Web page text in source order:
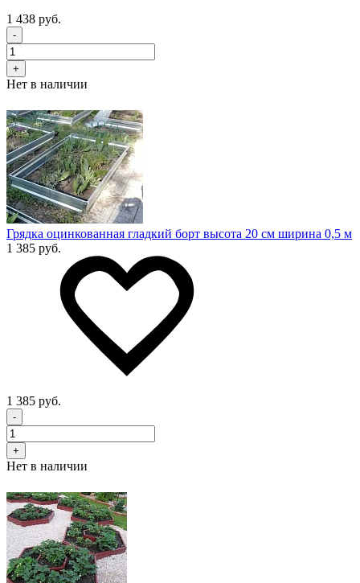
1 438 руб.
-
+
Нет в наличии
Грядка оцинкованная гладкий борт высота 20 см ширина 0,5 м
1 385 руб.
1 385 руб.
-
+
Нет в наличии